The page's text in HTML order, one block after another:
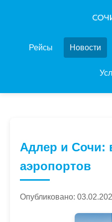
Рейсы Новости
Адлер и Сочи:
аэропортов
Опубликовано: